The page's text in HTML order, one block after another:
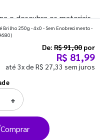
e descubra os materiais
o segundo
Brilho 250g - 4x0 - Sem Enobrecimento -
De: R$ 91,00 por
R$ 81,99
até 3x de R$ 27,33 sem juros
+
Comprar